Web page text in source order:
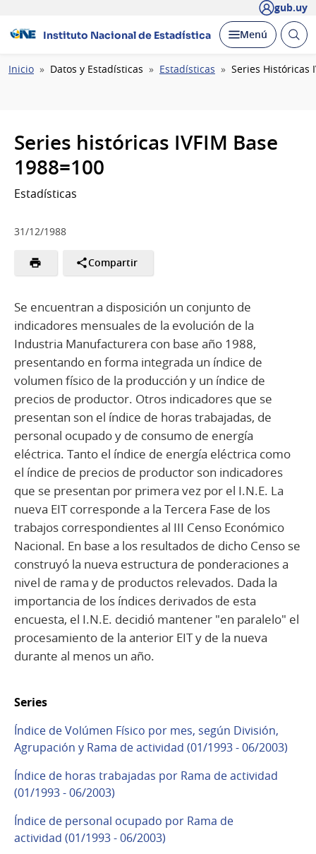
gub.uy
Instituto Nacional de Estadística Desplegar
Menú Abrir
Ruta
Inicio Datos y Estadísticas Estadísticas Series Históricas
Series históricas IVFIM Base
1988=100
Estadísticas
31/12/1988
Compartir
Se encuentran a disposición un conjunto de
indicadores mensuales de la evolución de la
Industria Manufacturera con base año 1988,
presentando en forma integrada un índice de
volumen físico de la producción y un índice de
precios de productor. Otros indicadores que se
presentan son el índice de horas trabajadas, de
personal ocupado y de consumo de energía
eléctrica. Tanto el índice de energía eléctrica como
el índice de precios de productor son indicadores
que se presentan por primera vez por el I.N.E. La
nueva EIT corresponde a la Tercera Fase de los
trabajos correspondientes al III Censo Económico
Nacional. En base a los resultados de dicho Censo se
construyó la nueva estructura de ponderaciones a
nivel de rama y de productos relevados. Dada la
importancia de los índices derivados de esta
encuesta, el I.N.E. decidió mantener "en paralelo" el
procesamiento de la anterior EIT y de la nueva
durante al menos un año.
Series
Índice de Volúmen Físico por mes, según División,
Agrupación y Rama de actividad (01/1993 - 06/2003)
Índice de horas trabajadas por Rama de actividad
(01/1993 - 06/2003)
Índice de personal ocupado por Rama de
actividad (01/1993 - 06/2003)